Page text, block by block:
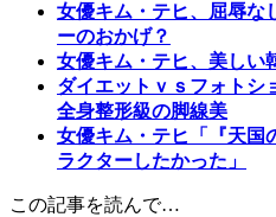
女優キム・テヒ、屈辱
ーのおかげ？
女優キム・テヒ、美しい
ダイエットｖｓフォトシ
全身整形級の脚線美
女優キム・テヒ「『天国
ラクターしたかった」
この記事を読んで…